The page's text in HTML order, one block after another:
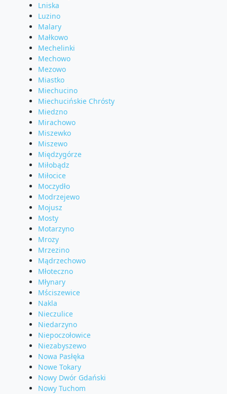
Lniska
Luzino
Malary
Małkowo
Mechelinki
Mechowo
Mezowo
Miastko
Miechucino
Miechucińskie Chrósty
Miedzno
Mirachowo
Miszewko
Miszewo
Międzygórze
Miłobądz
Miłocice
Moczydło
Modrzejewo
Mojusz
Mosty
Motarzyno
Mrozy
Mrzezino
Mądrzechowo
Młoteczno
Młynary
Mściszewice
Nakla
Nieczulice
Niedarzyno
Niepoczołowice
Niezabyszewo
Nowa Pasłęka
Nowe Tokary
Nowy Dwór Gdański
Nowy Tuchom